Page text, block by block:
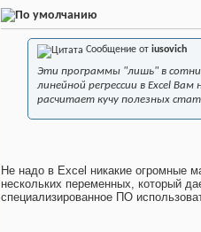
Сообщение от iusovich
Эти программы "лишь" в сотни
линейной регрессии в Excel
расчитает кучу полезных
Не надо в Excel никакие огромные
нескольких переменных, который
специализированное ПО